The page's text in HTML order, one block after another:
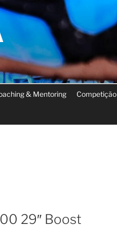
& Mentoring Competição
29″ Boost